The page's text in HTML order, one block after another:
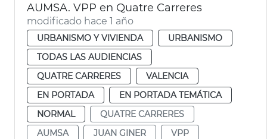
AUMSA. VPP en Quatre Carreres
modificado hace 1 año
URBANISMO Y VIVIENDA
URBANISMO
TODAS LAS AUDIENCIAS
QUATRE CARRERES
VALENCIA
EN PORTADA
EN PORTADA TEMÁTICA
NORMAL
QUATRE CARRERES
AUMSA
JUAN GINER
VPP